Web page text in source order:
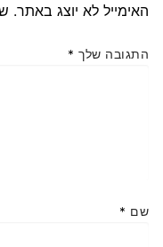
האימייל לא יוצג באתר.
התגובה שלך *
שם *